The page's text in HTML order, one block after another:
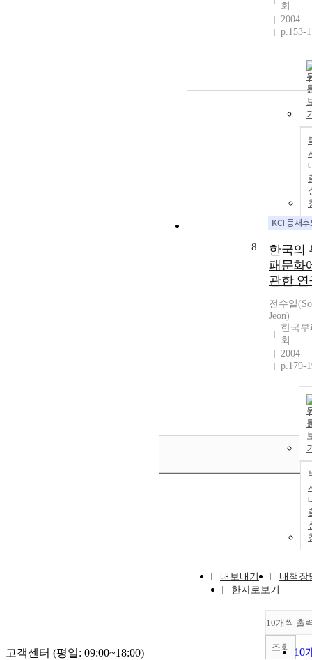
회
2004
p.153-
8
한국의
패문화
관한 연
전수일
Jeon)
한국
회
2004
p.179-
내보내기
내책장
한자로보기
10개씩 출
10
조회
고객센터 (평일: 09:00~18:00)